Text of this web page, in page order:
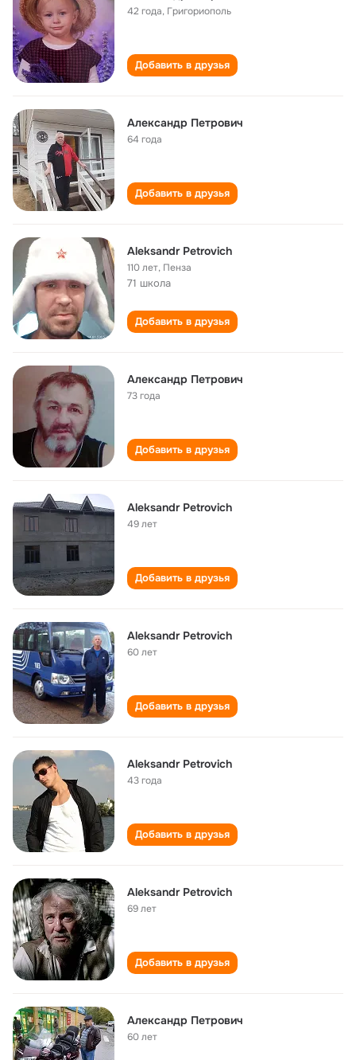
42 года, Григориополь
Добавить в друзья
Александр Петрович
64 года
Добавить в друзья
Aleksandr Petrovich
110 лет, Пенза
71 школа
Добавить в друзья
Александр Петрович
73 года
Добавить в друзья
Aleksandr Petrovich
49 лет
Добавить в друзья
Aleksandr Petrovich
60 лет
Добавить в друзья
Aleksandr Petrovich
43 года
Добавить в друзья
Aleksandr Petrovich
69 лет
Добавить в друзья
Александр Петрович
60 лет